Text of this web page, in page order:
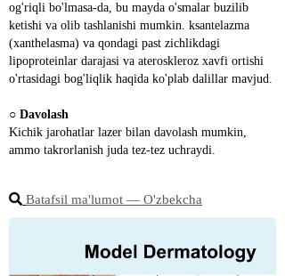
og'riqli bo'lmasa-da, bu mayda o'smalar buzilib
ketishi va olib tashlanishi mumkin. ksantelazma
(xanthelasma) va qondagi past zichlikdagi
lipoproteinlar darajasi va ateroskleroz xavfi ortishi
o'rtasidagi bog'liqlik haqida ko'plab dalillar mavjud.
○ Davolash
Kichik jarohatlar lazer bilan davolash mumkin,
ammo takrorlanish juda tez-tez uchraydi.
Batafsil ma'lumot ― O'zbekcha